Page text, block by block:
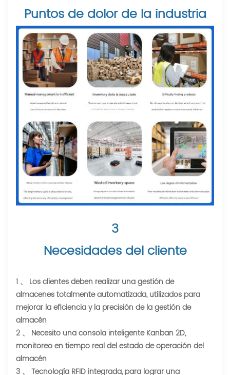
Puntos de dolor de la industria
3
Necesidades del cliente
1 、 Los clientes deben realizar una gestión de
almacenes totalmente automatizada, utilizados para
mejorar la eficiencia y la precisión de la gestión de
almacén
2 、 Necesito una consola inteligente Kanban 2D,
monitoreo en tiempo real del estado de operación del
almacén
3 、 Tecnología RFID integrada, para lograr una